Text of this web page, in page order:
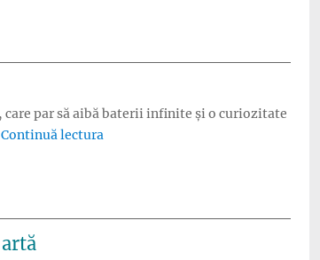
care par să aibă baterii infinite și o curiozitate
Continuă lectura